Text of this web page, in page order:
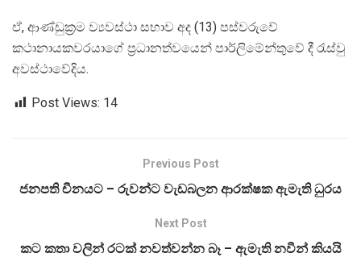
ඒ, ආණ්ඩුක්‍රම ව්‍යවස්ථා සභාව අද (13) පස්වරුවේ
කථානායකවරයාගේ ප්‍රධානත්වයෙන් පාර්ලිමේන්තුවේ දී රැස්වු
අවස්ථාවේදිය.
Post Views: 14
Previous Post
ජනපති චීනයට – රුවන්ට වැඩබලන ආරක්ෂක ඇමැති ධුරය
Next Post
කට කතා වලින් රටක් නවත්වන්න බෑ – ඇමැති නවීන් කියයි